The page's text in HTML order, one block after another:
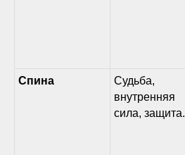
Спина
Судьба,
внутренняя
сила, защита.